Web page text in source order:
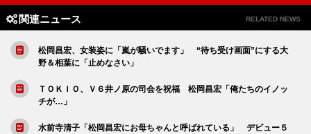
関連ニュース RELATED NEWS
松岡昌宏、女装姿に「嵐が騒いでます」 “待ち受け画面”にする大
野＆相葉に「止めなさい」
ＴＯＫＩＯ、Ｖ６井ノ原の司会を祝福 松岡昌宏「俺たちのイノッ
チが…」
水前寺清子「松岡昌宏にお母ちゃんと呼ばれている」 デビュー５